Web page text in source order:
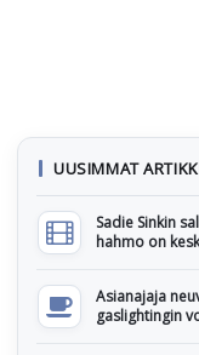
UUSIMMAT
Sadie Sinkin
hahmo on
Asianajaja
gaslightingin